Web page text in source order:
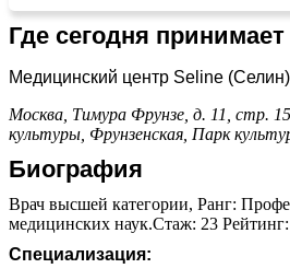
Где сегодня
Медицинский центр Seline (Селин)
Москва, Тимура Фрунзе, д. 11, стр. 15
культуры, Фрунзенская, Парк
Биография
Врач высшей категории, Ранг:
медицинских наук.Стаж: 23
Специализация: